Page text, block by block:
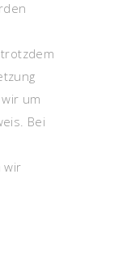
um
Bei
wir